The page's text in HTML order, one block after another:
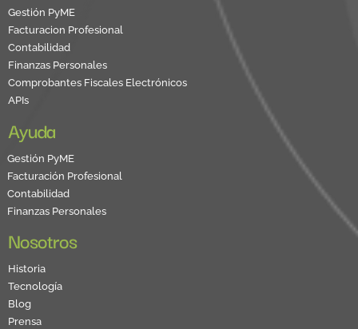
Gestión PyME
Facturacion Profesional
Contabilidad
Finanzas Personales
Comprobantes Fiscales Electrónicos
APIs
Ayuda
Gestión PyME
Facturación Profesional
Contabilidad
Finanzas Personales
Nosotros
Historia
Tecnología
Blog
Prensa